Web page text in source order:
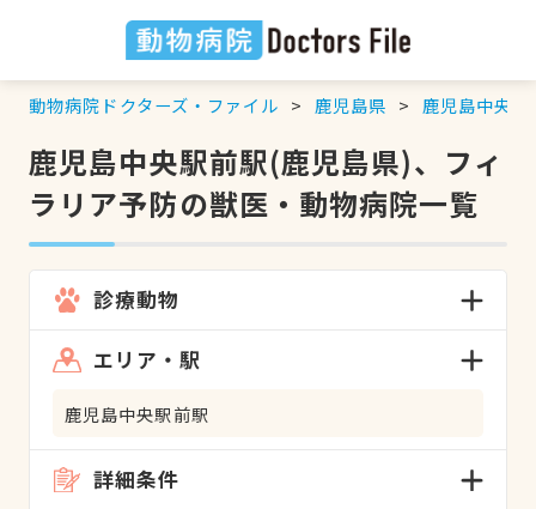
動物病院ドクターズ・ファイル 鹿児島県 鹿児島中央駅
鹿児島中央駅前駅(鹿児島県)、フィ
ラリア予防の獣医・動物病院一覧
診療動物
エリア・駅
鹿児島中央駅前駅
詳細条件